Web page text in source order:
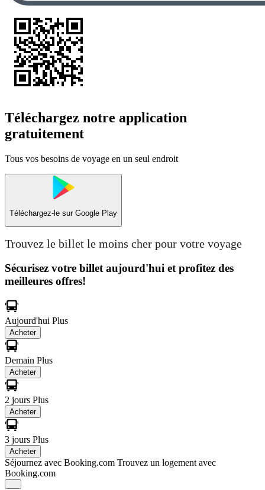
Téléchargez notre application
gratuitement
Tous vos besoins de voyage en un seul endroit
Téléchargez-le sur Google Play
Trouvez le billet le moins cher pour votre voyage
Sécurisez votre billet aujourd'hui et profitez des
meilleures offres!
Aujourd'hui Plus
Acheter
Demain Plus
Acheter
2 jours Plus
Acheter
3 jours Plus
Acheter
Séjournez avec Booking.com Trouvez un logement avec
Booking.com